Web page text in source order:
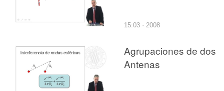
15:03 · 2008
Agrupaciones de dos
Antenas